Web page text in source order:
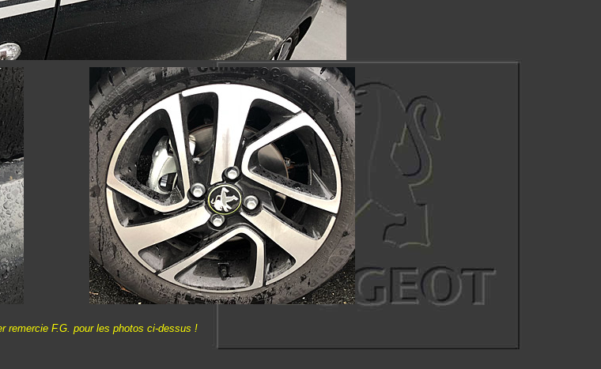
remercie F.G. pour les photos ci-dessus !